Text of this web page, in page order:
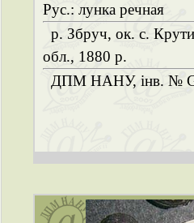
Рус.: лунка речная
р. Збруч, ок. с.
обл., 1880 р.
ДПМ НАНУ, інв. №